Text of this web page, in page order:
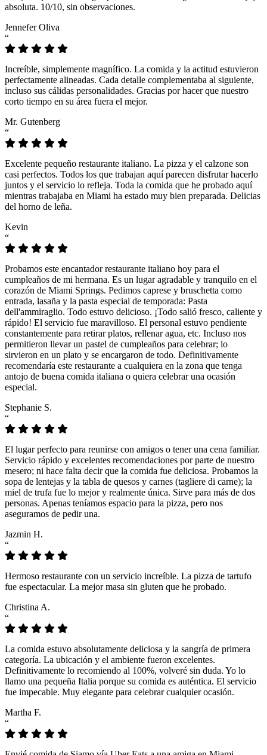
absoluta. 10/10, sin observaciones.
Jennefer Oliva
“
Increíble, simplemente magnífico. La comida y la actitud estuvieron
perfectamente alineadas. Cada detalle complementaba al siguiente,
incluso sus cálidas personalidades. Gracias por hacer que nuestro
corto tiempo en su área fuera el mejor.
Mr. Gutenberg
“
Excelente pequeño restaurante italiano. La pizza y el calzone son
casi perfectos. Todos los que trabajan aquí parecen disfrutar hacerlo
juntos y el servicio lo refleja. Toda la comida que he probado aquí
mientras trabajaba en Miami ha estado muy bien preparada. Delicias
del horno de leña.
Kevin
“
Probamos este encantador restaurante italiano hoy para el
cumpleaños de mi hermana. Es un lugar agradable y tranquilo en el
corazón de Miami Springs. Pedimos caprese y bruschetta como
entrada, lasaña y la pasta especial de temporada: Pasta
dell'ammiraglio. Todo estuvo delicioso. ¡Todo salió fresco, caliente y
rápido! El servicio fue maravilloso. El personal estuvo pendiente
constantemente para retirar platos, rellenar agua, etc. Incluso nos
permitieron llevar un pastel de cumpleaños para celebrar; lo
sirvieron en un plato y se encargaron de todo. Definitivamente
recomendaría este restaurante a cualquiera en la zona que tenga
antojo de buena comida italiana o quiera celebrar una ocasión
especial.
Stephanie S.
“
El lugar perfecto para reunirse con amigos o tener una cena familiar.
Servicio rápido y excelentes recomendaciones por parte de nuestro
mesero; ni hace falta decir que la comida fue deliciosa. Probamos la
sopa de lentejas y la tabla de quesos y carnes (tagliere di carne); la
miel de trufa fue lo mejor y realmente única. Sirve para más de dos
personas. Apenas teníamos espacio para la pizza, pero nos
aseguramos de pedir una.
Jazmin H.
“
Hermoso restaurante con un servicio increíble. La pizza de tartufo
fue espectacular. La mejor masa sin gluten que he probado.
Christina A.
“
La comida estuvo absolutamente deliciosa y la sangría de primera
categoría. La ubicación y el ambiente fueron excelentes.
Definitivamente lo recomiendo al 100%, volveré sin duda. Yo lo
llamo una pequeña Italia porque su comida es auténtica. El servicio
fue impecable. Muy elegante para celebrar cualquier ocasión.
Martha F.
“